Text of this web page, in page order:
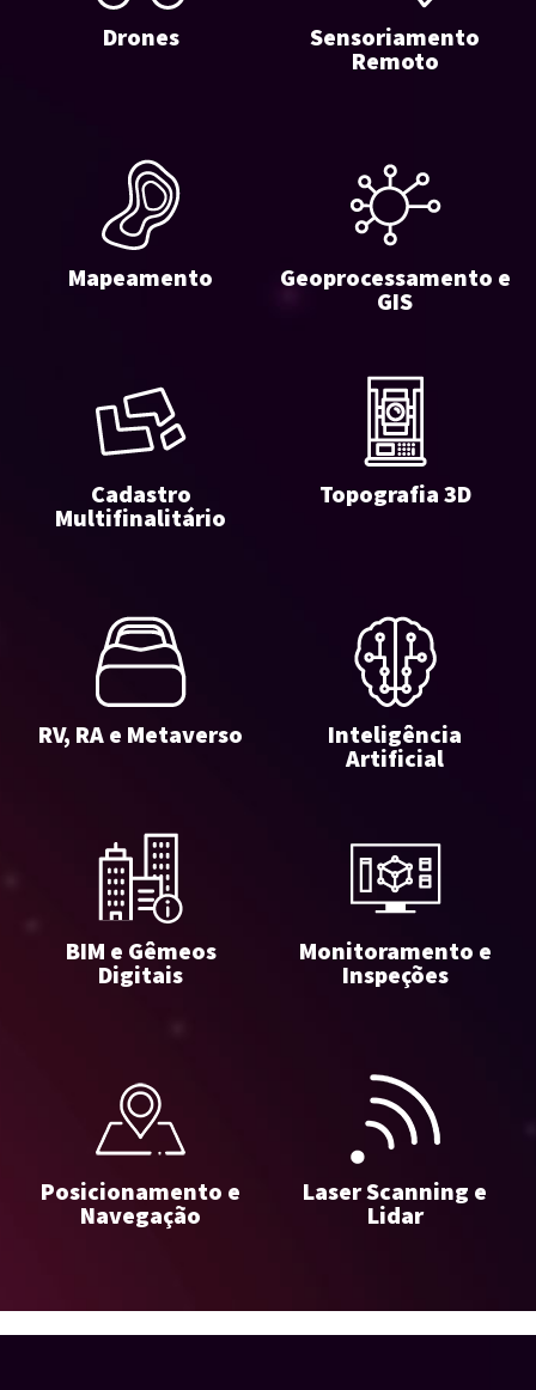
Drones
Sensoriamento
Remoto
Mapeamento
Geoprocessamento e
GIS
Cadastro
Multifinalitário
Topografia 3D
RV, RA e Metaverso
Inteligência
Artificial
BIM e Gêmeos
Digitais
Monitoramento e
Inspeções
Posicionamento e
Navegação
Laser Scanning e
Lidar